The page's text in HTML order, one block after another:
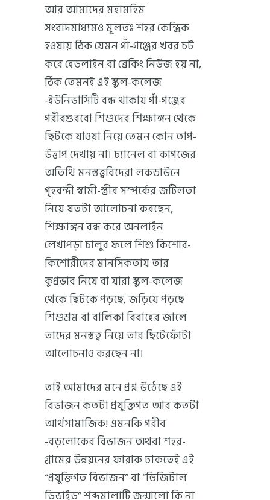
আর আমাদের মহামহিম
সংবাদমাধ্যমও মূলতঃ শহর কেন্দ্রিক
হওয়ায় ঠিক যেমন গাঁ-গঞ্জের খবর চট
করে হেডলাইন বা ব্রেকিং নিউজ হয় না,
ঠিক তেমনই এই স্কুল-কলেজ
-ইউনিভার্সিটি বন্ধ থাকায় গাঁ-গঞ্জের
গরীবগুরবো শিশুদের শিক্ষাঙ্গন থেকে
ছিটকে যাওয়া নিয়ে তেমন কোন তাপ-
উত্তাপ দেখায় না। চ্যানেল বা কাগজের
অতিথি মনস্তত্ত্ববিদেরা লকডাউনে
গৃহবন্দী স্বামী-স্ত্রীর সম্পর্কের জটিলতা
নিয়ে যতটা আলোচনা করছেন,
শিক্ষাঙ্গন বন্ধ করে অনলাইন
লেখাপড়া চালুর ফলে শিশু কিশোর-
কিশোরীদের মানসিকতায় তার
কুপ্রভাব নিয়ে বা যারা স্কুল-কলেজ
থেকে ছিটকে পড়ছে, জড়িয়ে পড়ছে
শিশুশ্রম বা বালিকা বিবাহের জালে
তাদের মনস্তত্ব নিয়ে তার ছিটেফোঁটা
আলোচনাও করছেন না।
তাই আমাদের মনে প্রশ্ন উঠেছে এই
বিভাজন কতটা প্রযুক্তিগত আর কতটা
আর্থসামাজিক! এমনকি গরীব
-বড়লোকের বিভাজন অথবা শহর-
গ্রামের উন্নয়নের ফারাক ঢাকতেই এই
“প্রযুক্তিগত বিভাজন” বা “ডিজিটাল
ডিভাইড” শব্দমালাটি জন্মালো কি না